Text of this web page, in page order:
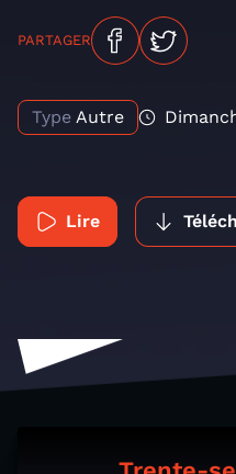
PARTAGER
Type Autre
Lire